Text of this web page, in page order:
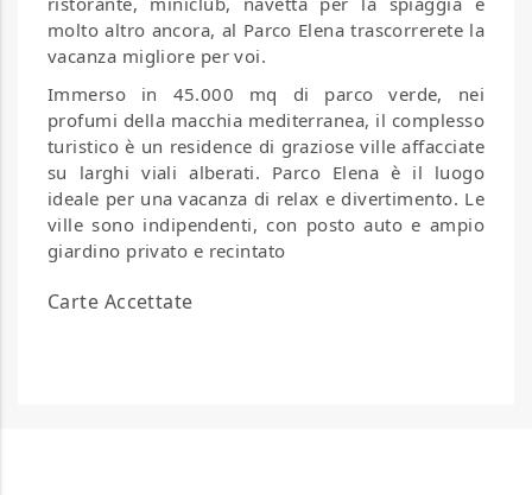
molto altro ancora, al Parco Elena trascorrerete la
vacanza migliore per voi.
Immerso in 45.000 mq di parco verde, nei
profumi della macchia mediterranea, il complesso
turistico è un residence di graziose ville affacciate
su larghi viali alberati. Parco Elena è il luogo
ideale per una vacanza di relax e divertimento. Le
ville sono indipendenti, con posto auto e ampio
giardino privato e recintato
Carte Accettate